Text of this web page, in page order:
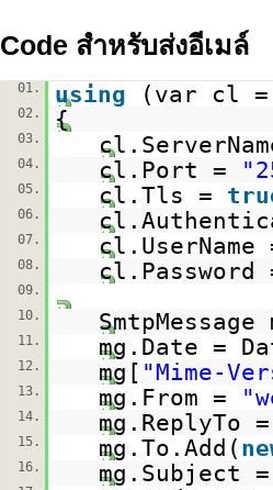
Code สำหรับส่งอีเมล์
01. using (var cl
02. {
03.
04. cl.Port =
05. cl.Tls =
06.
07.
08.
09.
10.
11. mg.Date =
12. mg[ "Mime-
13. mg.From =
14. mg.ReplyTo
15. mg.To.Add(
16. mg.Subject